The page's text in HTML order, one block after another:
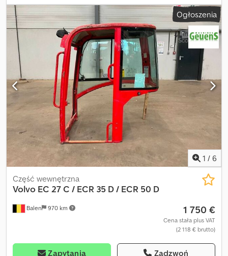
hydrauliczny Maksymalna wysokość wysypu: 5,490 m Maksymalna
głębokość kopania: 4,940 m Masa eksploatacyjna: 9 700 kg
Godziny pracy: 2061 Dodpfey Sk Rksx Abysck
Ogłoszenia
1 / 6
Balen 970 km
Część wewnętrzna
Volvo EC 27 C / ECR 35 D / ECR 50 D
1 750 €
Cena stała plus VAT
(2 118 € brutto)
Zapytania Zadzwoń